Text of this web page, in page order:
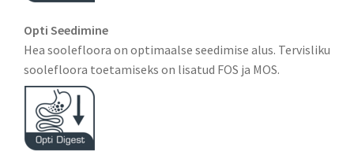
Opti Seedimine
Hea soolefloora on optimaalse seedimise alus. Tervisliku
soolefloora toetamiseks on lisatud FOS ja MOS.